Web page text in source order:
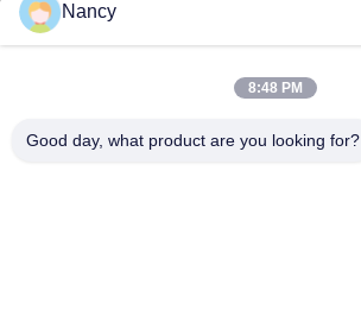
Nancy
8:48 PM
Good day, what product are you looking for?